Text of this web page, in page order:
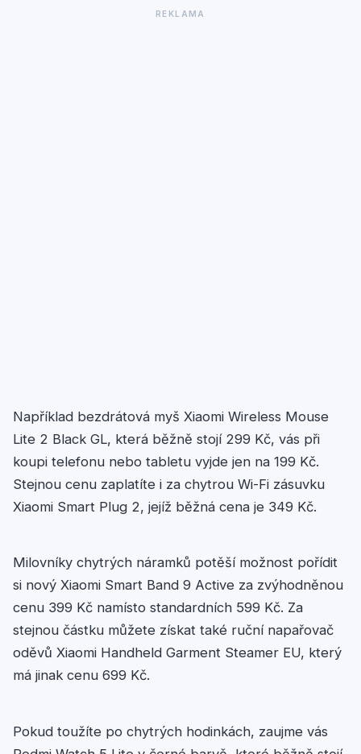
Například bezdrátová myš Xiaomi Wireless Mouse
Lite 2 Black GL, která běžně stojí 299 Kč, vás při
koupi telefonu nebo tabletu vyjde jen na 199 Kč.
Stejnou cenu zaplatíte i za chytrou Wi-Fi zásuvku
Xiaomi Smart Plug 2, jejíž běžná cena je 349 Kč.
Milovníky chytrých náramků potěší možnost pořídit
si nový Xiaomi Smart Band 9 Active za zvýhodněnou
cenu 399 Kč namísto standardních 599 Kč. Za
stejnou částku můžete získat také ruční napařovač
oděvů Xiaomi Handheld Garment Steamer EU, který
má jinak cenu 699 Kč.
Pokud toužíte po chytrých hodinkách, zaujme vás